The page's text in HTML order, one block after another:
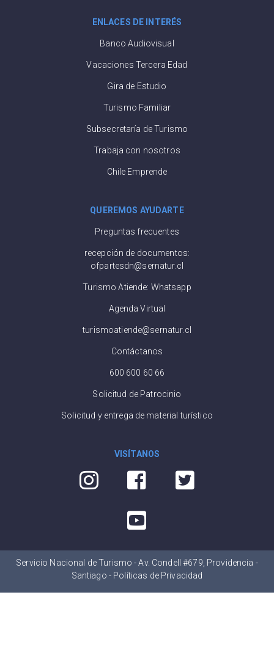
ENLACES DE INTERÉS
Banco Audiovisual
Vacaciones Tercera Edad
Gira de Estudio
Turismo Familiar
Subsecretaría de Turismo
Trabaja con nosotros
Chile Emprende
QUEREMOS AYUDARTE
Preguntas frecuentes
recepción de documentos:
ofpartesdn@sernatur.cl
Turismo Atiende: Whatsapp
Agenda Virtual
turismoatiende@sernatur.cl
Contáctanos
600 600 60 66
Solicitud de Patrocinio
Solicitud y entrega de material turístico
VISÍTANOS
Servicio Nacional de Turismo - Av. Condell #679, Providencia -
Santiago - Políticas de Privacidad